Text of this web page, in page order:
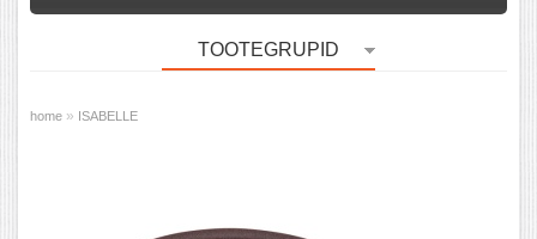
TOOTEGRUPID
home » ISABELLE